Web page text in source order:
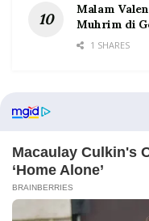
Malam
Muhrim di
1 SHARES
Home Tentang